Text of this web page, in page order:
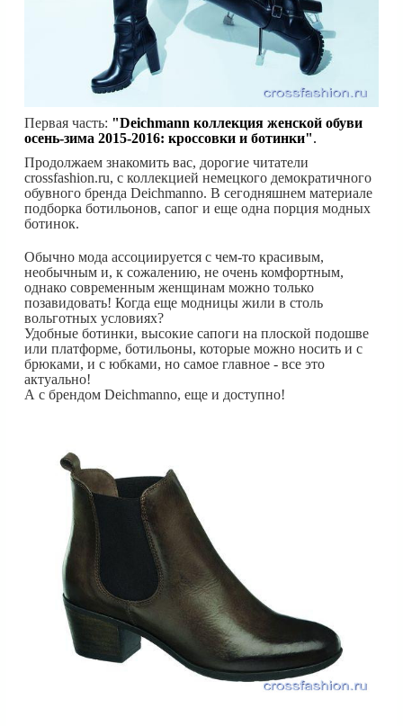
Первая часть: "Deichmann коллекция женской обуви
осень-зима 2015-2016: кроссовки и ботинки".
Продолжаем знакомить вас, дорогие читатели
crossfashion.ru, с коллекцией немецкого демократичного
обувного бренда Deichmannо. В сегодняшнем материале
подборка ботильонов, сапог и еще одна порция модных
ботинок.
Обычно мода ассоциируется с чем-то красивым,
необычным и, к сожалению, не очень комфортным,
однако современным женщинам можно только
позавидовать! Когда еще модницы жили в столь
вольготных условиях?
Удобные ботинки, высокие сапоги на плоской подошве
или платформе, ботильоны, которые можно носить и с
брюками, и с юбками, но самое главное - все это
актуально!
А с брендом Deichmannо, еще и доступно!